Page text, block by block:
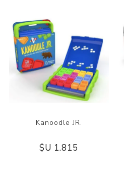
Kanoodle JR.
$U 1.815